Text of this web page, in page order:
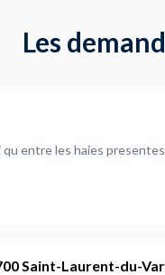
Les
entre les haies
Saint-Laurent-du-Var